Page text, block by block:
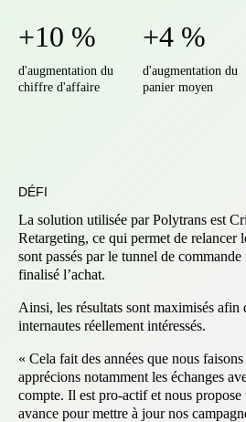
+10 %
d'augmentation du
chiffre d'affaire
+4 %
d'augmentation du
panier moyen
DÉFI
La solution utilisée par Polytrans est
Retargeting, ce qui permet de relancer
sont passés par le tunnel de
finalisé l’achat.
Ainsi, les résultats sont maximisés afin
internautes réellement intéressés.
« Cela fait des années que nous
apprécions notamment les échanges
compte. Il est pro-actif et nous
avance pour mettre à jour nos